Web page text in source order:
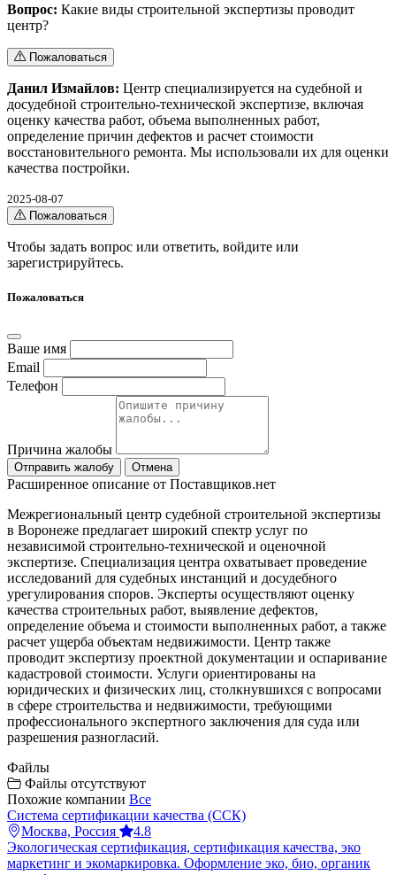
Вопрос: Какие виды строительной экспертизы проводит
центр?
Пожаловаться
Данил Измайлов: Центр специализируется на судебной и
досудебной строительно-технической экспертизе, включая
оценку качества работ, объема выполненных работ,
определение причин дефектов и расчет стоимости
восстановительного ремонта. Мы использовали их для оценки
качества постройки.
2025-08-07
Пожаловаться
Чтобы задать вопрос или ответить, войдите или
зарегистрируйтесь.
Пожаловаться
Ваше имя
Email
Телефон
Причина жалобы
Отправить жалобу Отмена
Расширенное описание от Поставщиков.нет
Межрегиональный центр судебной строительной экспертизы
в Воронеже предлагает широкий спектр услуг по
независимой строительно-технической и оценочной
экспертизе. Специализация центра охватывает проведение
исследований для судебных инстанций и досудебного
урегулирования споров. Эксперты осуществляют оценку
качества строительных работ, выявление дефектов,
определение объема и стоимости выполненных работ, а также
расчет ущерба объектам недвижимости. Центр также
проводит экспертизу проектной документации и оспаривание
кадастровой стоимости. Услуги ориентированы на
юридических и физических лиц, столкнувшихся с вопросами
в сфере строительства и недвижимости, требующими
профессионального экспертного заключения для суда или
разрешения разногласий.
Файлы
Файлы отсутствуют
Похожие компании Все
Система сертификации качества (ССК)
Москва, Россия
4.8
Экологическая сертификация, сертификация качества, эко
маркетинг и экомаркировка. Оформление эко, био, органик